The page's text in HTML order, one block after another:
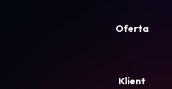
Oferta
Klient